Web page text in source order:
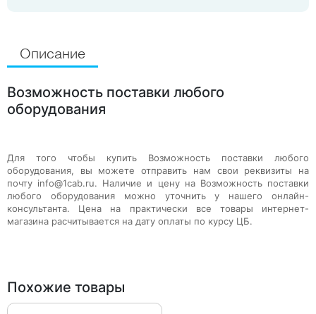
Описание
Возможность поставки любого
оборудования
Для того чтобы купить Возможность поставки любого
оборудования, вы можете отправить нам свои реквизиты на
почту info@1cab.ru. Наличие и цену на Возможность поставки
любого оборудованияможно уточнить у нашего онлайн-
консультанта. Цена на практически все товары интернет-
магазина расчитывается на дату оплаты по курсу ЦБ.
Похожие товары